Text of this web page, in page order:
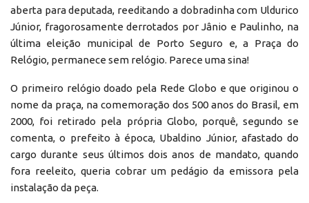
aberta para deputada, reeditando a dobradinha com Uldurico
Júnior, fragorosamente derrotados por Jânio e Paulinho, na
última eleição municipal de Porto Seguro e, a Praça do
Relógio, permanece sem relógio. Parece uma sina!
O primeiro relógio doado pela Rede Globo e que originou o
nome da praça, na comemoração dos 500 anos do Brasil, em
2000, foi retirado pela própria Globo, porquê, segundo se
comenta, o prefeito à época, Ubaldino Júnior, afastado do
cargo durante seus últimos dois anos de mandato, quando
fora reeleito, queria cobrar um pedágio da emissora pela
instalação da peça.